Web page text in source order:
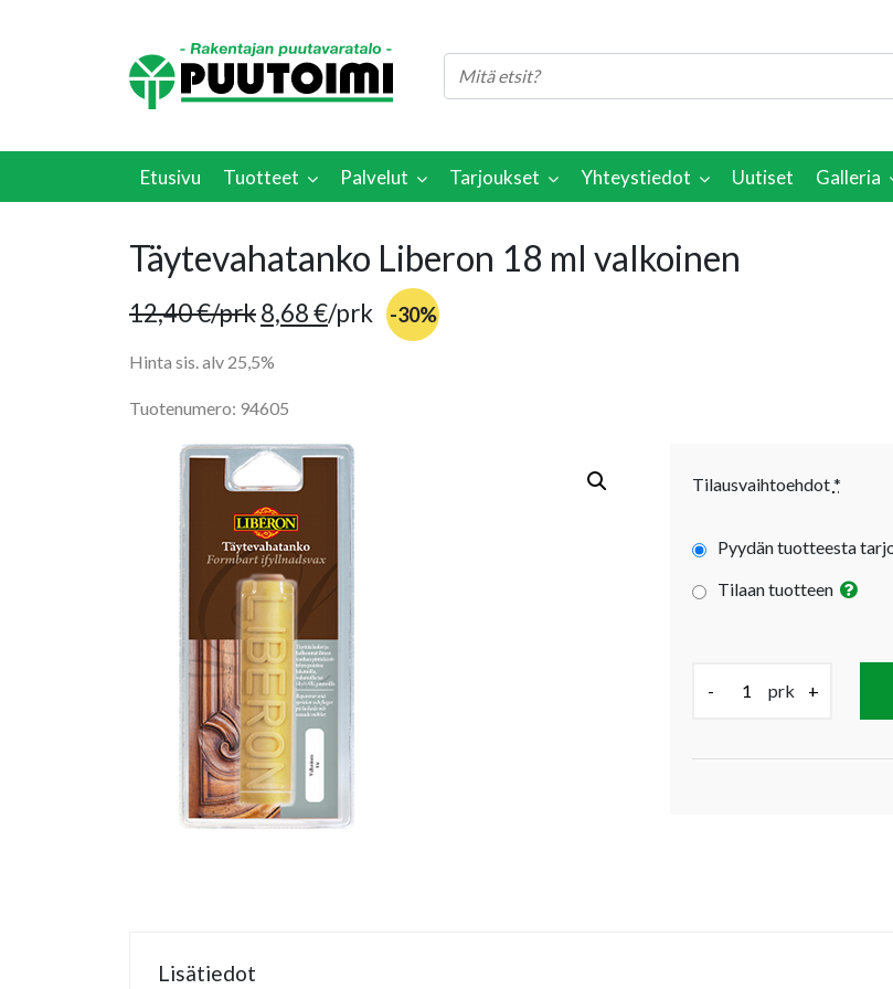
Etusivu Tuotteet Palvelut Tarjoukset Yhteystiedot Uutiset Galleria
Täytevahatanko Liberon 18 ml valkoinen
12,40€/prk8,68€/prk -30%
Hinta sis. alv 25,5%
Tuotenumero: 94605
Tilausvaihtoehdot*
Pyydän tuotteesta
Tilaan tuotteen
- prk +
Lisätiedot